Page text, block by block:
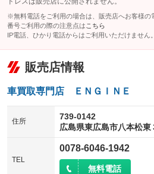
※無料電話をご利用の場合は、販売店へお客様の
番号ご利用の際の注意点は こちら
IP電話、ひかり電話からはご利用いただけません。
販売店情報
車買取専門店 ＥＮＧＩＮＥ
住所
739-0142
広島県東広島市八本松東
TEL
0078-6046-1942
無料電話